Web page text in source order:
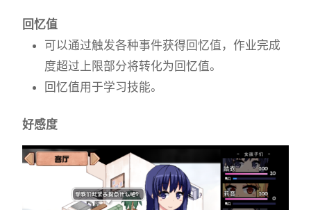
回忆值
可以通过触发各种事件获得回忆值，作业完成
度超过上限部分将转化为回忆值。
回忆值用于学习技能。
好感度